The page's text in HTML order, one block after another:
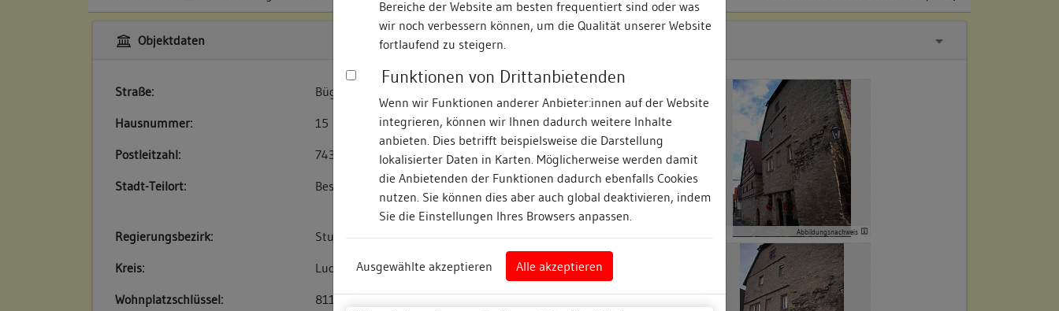
Bereiche der Website am besten frequentiert sind oder was
wir noch verbessern können, um die Qualität unserer Website
fortlaufend zu steigern.
Funktionen von Drittanbietenden
Wenn wir Funktionen anderer Anbieter:innen auf der Website
integrieren, können wir Ihnen dadurch weitere Inhalte
anbieten. Dies betrifft beispielsweise die Darstellung
lokalisierter Daten in Karten. Möglicherweise werden damit
die Anbietenden der Funktionen dadurch ebenfalls Cookies
nutzen. Sie können dies aber auch global deaktivieren, indem
Sie die Einstellungen Ihres Browsers anpassen.
Ausgewählte akzeptieren Alle akzeptieren
Objektdaten
Straße:
Bügelestorstraße
Hausnummer:
15
Postleitzahl:
74354
Stadt-Teilort:
Besigheim
Regierungsbezirk:
Stuttgart
Kreis:
Ludwigsburg (Landkreis)
Wohnplatzschlüssel:
8118007001
Abbildungsnachweis